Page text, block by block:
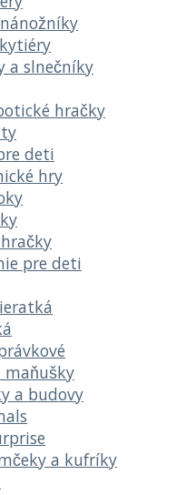
a slnečníky
hračky
deti
hry
pre deti
maňušky
a budovy
a kufríky